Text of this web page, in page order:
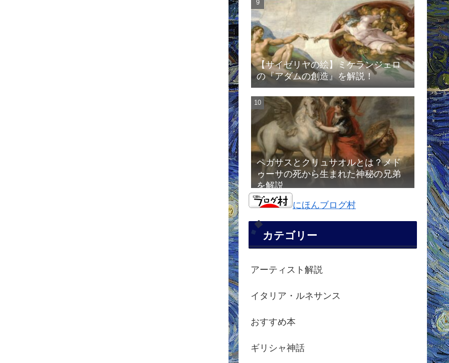
【サイゼリヤの絵】ミケランジェロ
の『アダムの創造』を解説！
ペガサスとクリュサオルとは？メド
ゥーサの死から生まれた神秘の兄弟
を解説
にほんブログ村
カテゴリー
アーティスト解説
イタリア・ルネサンス
おすすめ本
ギリシャ神話